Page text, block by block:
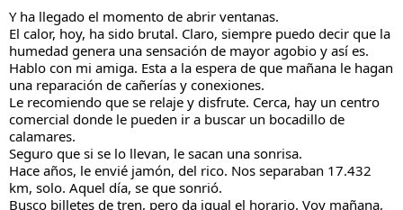
Y ha llegado el momento de abrir ventanas.
El calor, hoy, ha sido brutal. Claro, siempre puedo decir que la
humedad genera una sensación de mayor agobio y así es.
Hablo con mi amiga. Esta a la espera de que mañana le hagan
una reparación de cañerías y conexiones.
Le recomiendo que se relaje y disfrute. Cerca, hay un centro
comercial donde le pueden ir a buscar un bocadillo de
calamares.
Seguro que si se lo llevan, le sacan una sonrisa.
Hace años, le envié jamón, del rico. Nos separaban 17.432
km, solo. Aquel día, se que sonrió.
Busco billetes de tren, pero da igual el horario. Voy mañana,